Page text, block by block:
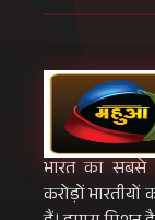
भारत का सबसे
करोड़ों